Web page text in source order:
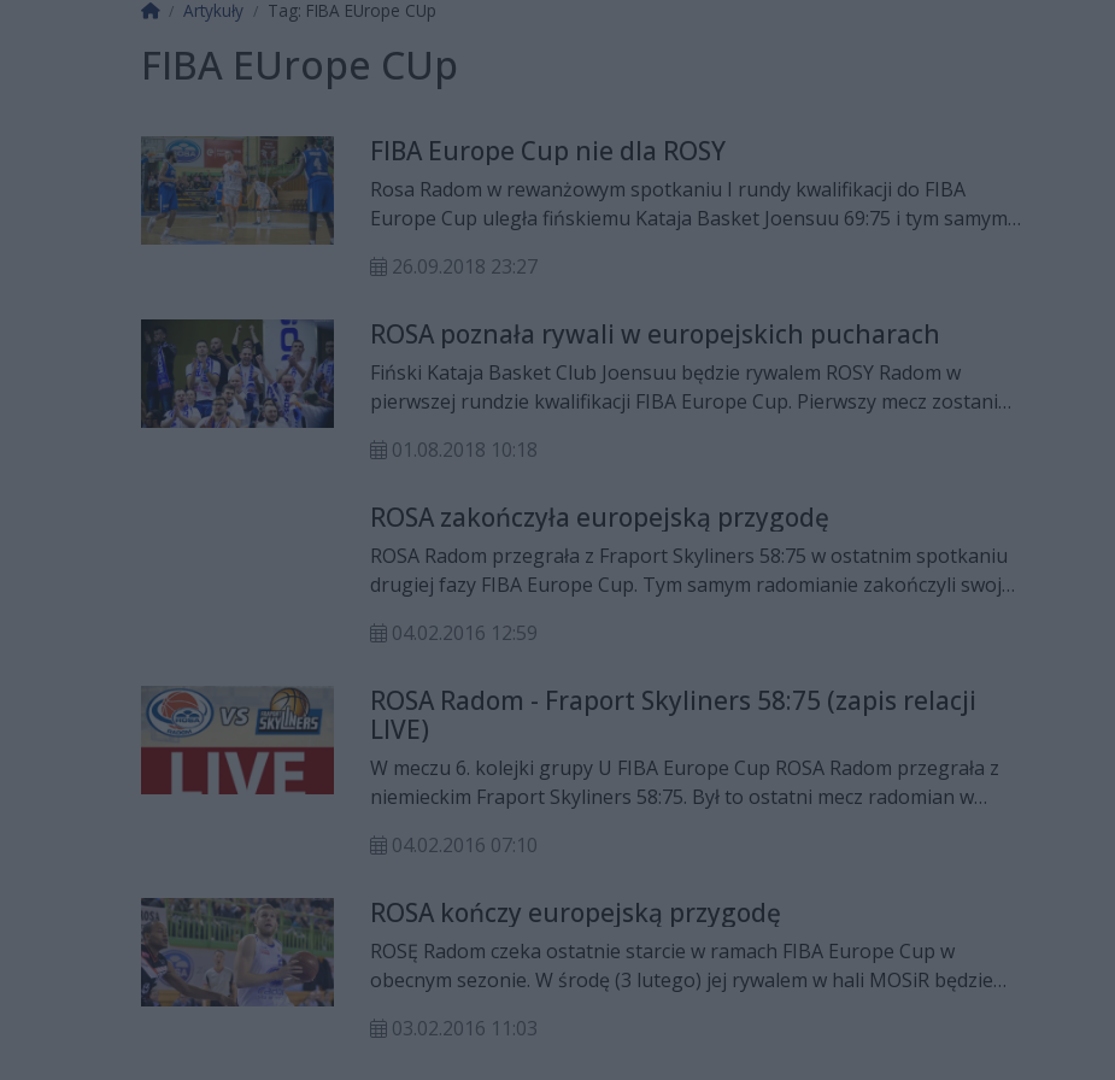
Strona główna
Artykuły Tag: FIBA EUrope CUp
FIBA EUrope CUp
FIBA Europe Cup nie dla ROSY
Rosa Radom w rewanżowym spotkaniu I rundy kwalifikacji do FIBA
Europe Cup uległa fińskiemu Kataja Basket Joensuu 69:75 i tym samym
26.09.2018 23:27
ROSA poznała rywali w europejskich pucharach
Fiński Kataja Basket Club Joensuu będzie rywalem ROSY Radom w
pierwszej rundzie kwalifikacji FIBA Europe Cup. Pierwszy mecz zostanie
01.08.2018 10:18
ROSA zakończyła europejską przygodę
ROSA Radom przegrała z Fraport Skyliners 58:75 w ostatnim spotkaniu
drugiej fazy FIBA Europe Cup. Tym samym radomianie zakończyli swoją
04.02.2016 12:59
ROSA Radom - Fraport Skyliners 58:75 (zapis relacji
LIVE)
W meczu 6. kolejki grupy U FIBA Europe Cup ROSA Radom przegrała z
niemieckim Fraport Skyliners 58:75. Był to ostatni mecz radomian w
04.02.2016 07:10
ROSA kończy europejską przygodę
ROSĘ Radom czeka ostatnie starcie w ramach FIBA Europe Cup w
obecnym sezonie. W środę (3 lutego) jej rywalem w hali MOSiR będzie
03.02.2016 11:03